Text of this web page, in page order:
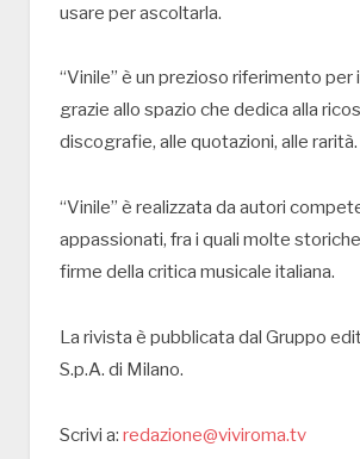
usare per ascoltarla.
“Vinile” è un prezioso riferimento per
grazie allo spazio che dedica alla
discografie, alle quotazioni, alle rarità.
“Vinile” è realizzata da autori
appassionati, fra i quali molte
firme della critica musicale italiana.
La rivista è pubblicata dal Gruppo
S.p.A. di Milano.
Scrivi a: redazione@viviroma.tv